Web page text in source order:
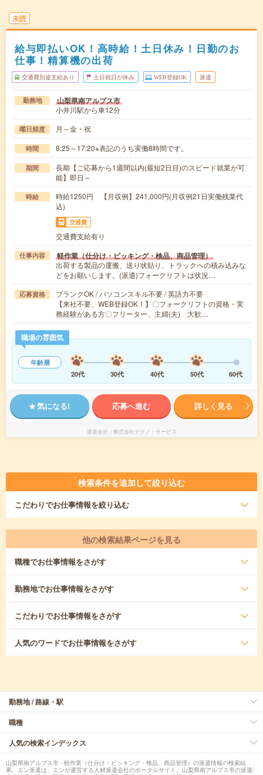
未読
給与即払いOK！高時給！土日休み！日勤のお
仕事！精算機の出荷
交通費別途支給あり 土日祝日が休み WEB登録OK 派遣
勤務地 山梨県南アルプス市
小井川駅から車12分
曜日頻度 月～金・祝
時間 8:25～17:20※表記のうち実働8時間です。
期間
長期【ご応募から1週間以内(最短2日目)のスピード就業が可
能】即日～
時給
時給1250円 【月収例】241,000円(月収例21日実働残業代
込)
交通費
交通費支給有り
仕事内容 軽作業（仕分け・ピッキング・検品、商品管理）
出荷する製品の運搬、送り状貼り、トラックへの積み込みな
どをお願いします。(派遣)フォークリフトは状況…
応募資格
ブランクOK / パソコンスキル不要 / 英語力不要
【来社不要、WEB登録OK！】〇フォークリフトの資格・実
務経験がある方〇フリーター、主婦(夫) 大歓…
職場の雰囲気
年齢層
20代
30代 40代 50代 60代
気になる! 応募へ進む 詳しく見る
派遣会社 株式会社テクノ・サービス
検索条件を追加して絞り込む
こだわりでお仕事情報を絞り込む
他の検索結果ページを見る
職種でお仕事情報をさがす
勤務地でお仕事情報をさがす
こだわりでお仕事情報をさがす
人気のワードでお仕事情報をさがす
勤務地 / 路線・駅
職種
人気の検索インデックス
山梨県南アルプス市 - 軽作業（仕分け・ピッキング・検品、商品管理）の派遣情報の検索結
果。エン派遣は、エンが運営する人材派遣会社のポータルサイト。山梨県南アルプス市の派遣/